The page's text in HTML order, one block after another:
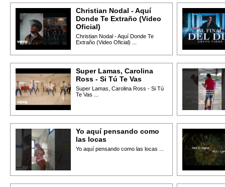
Christian Nodal - Aquí
Donde Te Extraño (Video
Oficial)
Christian Nodal - Aquí Donde Te
Extraño (Video Oficial) ...
Super Lamas, Carolina
Ross - Si Tú Te Vas
Super Lamas, Carolina Ross - Si Tú
Te Vas ...
Yo aquí pensando como
las locas
Yo aquí pensando como las locas ...